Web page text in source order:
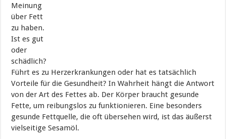
Meinung
über Fett
zu haben.
Ist es gut
oder
schädlich?
Führt es zu Herzerkrankungen oder hat es tatsächlich
Vorteile für die Gesundheit? In Wahrheit hängt die Antwort
von der Art des Fettes ab. Der Körper braucht gesunde
Fette, um reibungslos zu funktionieren. Eine besonders
gesunde Fettquelle, die oft übersehen wird, ist das äußerst
vielseitige Sesamöl.